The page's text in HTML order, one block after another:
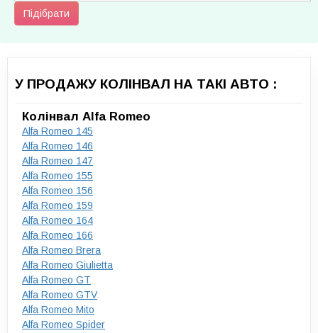
Підібрати
У ПРОДАЖУ КОЛІНВАЛ НА ТАКІ АВТО :
Колінвал Alfa Romeo
Alfa Romeo 145
Alfa Romeo 146
Alfa Romeo 147
Alfa Romeo 155
Alfa Romeo 156
Alfa Romeo 159
Alfa Romeo 164
Alfa Romeo 166
Alfa Romeo Brera
Alfa Romeo Giulietta
Alfa Romeo GT
Alfa Romeo GTV
Alfa Romeo Mito
Alfa Romeo Spider